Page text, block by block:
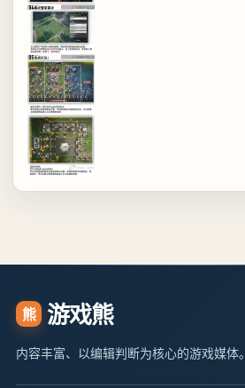
熊 游戏熊
内容丰富、以编辑判断为核心的游戏媒体。